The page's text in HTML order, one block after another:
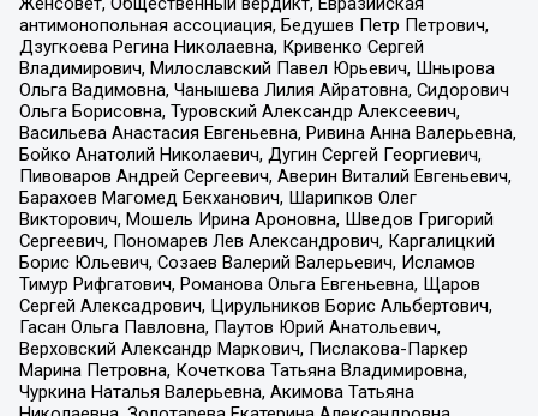
антимонопольная ассоциация, Бедушев Петр Петрович,
Дзугкоева Регина Николаевна, Кривенко Сергей
Владимирович, Милославский Павел Юрьевич, Шнырова
Ольга Вадимовна, Чанышева Лилия Айратовна, Сидорович
Ольга Борисовна, Туровский Александр Алексеевич,
Васильева Анастасия Евгеньевна, Ривина Анна Валерьевна,
Бойко Анатолий Николаевич, Дугин Сергей Георгиевич,
Пивоваров Андрей Сергеевич, Аверин Виталий Евгеньевич,
Барахоев Магомед Бекханович, Шарипков Олег
Викторович, Мошель Ирина Ароновна, Шведов Григорий
Сергеевич, Пономарев Лев Александрович, Каргалицкий
Борис Юльевич, Созаев Валерий Валерьевич, Исламов
Тимур Рифгатович, Романова Ольга Евгеньевна, Щаров
Сергей Алексадрович, Цирульников Борис Альбертович,
Гасан Ольга Павловна, Паутов Юрий Анатольевич,
Верховский Александр Маркович, Пислакова-Паркер
Марина Петровна, Кочеткова Татьяна Владимировна,
Чуркина Наталья Валерьевна, Акимова Татьяна